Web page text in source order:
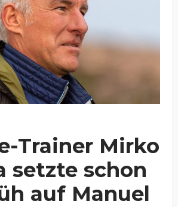
Trainer Mirko
setzte schon
auf Manuel